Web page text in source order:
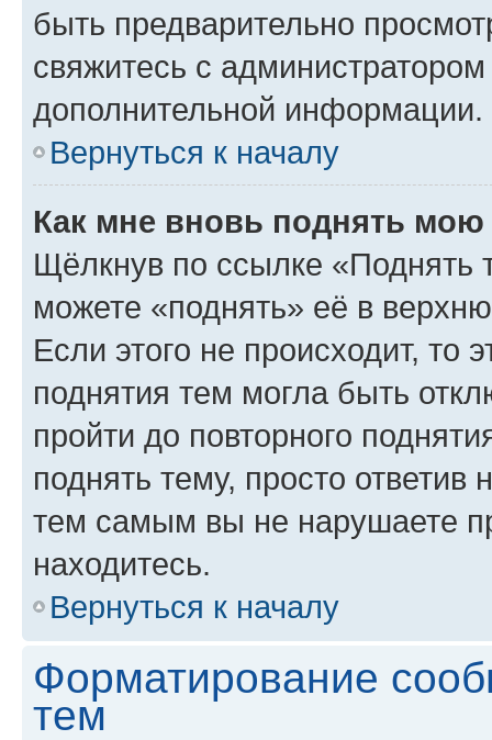
быть предварительно
свяжитесь с
дополнительной информации.
Вернуться к началу
Как мне вновь поднять мою
Щёлкнув по ссылке «Поднять
можете «поднять» её в
Если этого не происходит, то
поднятия тем могла быть
пройти до повторного
поднять тему, просто ответив
тем самым вы не нарушаете
находитесь.
Вернуться к началу
Форматирование
тем